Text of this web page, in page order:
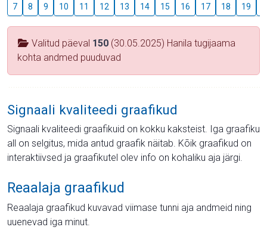
7 8 9 10 11 12 13 14 15 16 17 18 19
Valitud päeval 150 (30.05.2025) Hanila tugijaama
kohta andmed puuduvad
Signaali kvaliteedi graafikud
Signaali kvaliteedi graafikuid on kokku kaksteist. Iga graafiku
all on selgitus, mida antud graafik näitab. Kõik graafikud on
interaktiivsed ja graafikutel olev info on kohaliku aja järgi.
Reaalaja graafikud
Reaalaja graafikud kuvavad viimase tunni aja andmeid ning
uuenevad iga minut.